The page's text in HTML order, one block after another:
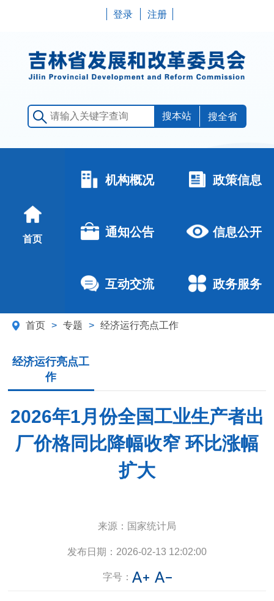
登录 注册
搜全省
首页
机构概况 政策信息
通知公告 信息公开
互动交流 政务服务
首页 > 专题 > 经济运行亮点工作
经济运行亮点工
作
2026年1月份全国工业生产者出
厂价格同比降幅收窄 环比涨幅
扩大
来源： 国家统计局
发布日期： 2026-02-13 12:02:00
字号：